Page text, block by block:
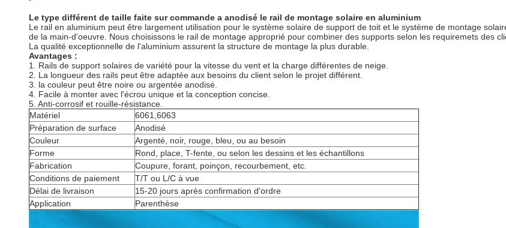
Le type différent de taille faite sur commande a anodisé le rail de montage solaire en aluminium
Le rail en aluminium peut être largement utilisation pour le système solaire de support de toit et le système de montage
de la main-d'oeuvre . Nous choisissons le rail de montage approprié pour combiner des supports selon les requiremets des
La qualité exceptionnelle de l'aluminium assurent la structure de montage la plus durable.
Avantages :
1. Rails de support solaires de variété pour la vitesse du vent et la charge différentes de neige.
2.
La longueur des rails peut être adaptée aux besoins du client selon le projet différent.
3.
la couleur peut être noire ou argentée anodisé.
4. Facile à monter avec l'écrou unique et la conception concise.
5. Anti-corrosif et rouille-résistance.
Matériel
6061,6063
Préparation de surface
Anodisé
Couleur
Argenté , noir, rouge , bleu , ou au besoin
Forme
Rond , place , T-fente , ou selon les dessins et les échantillons
Fabrication
Coupure, forant, poinçon, recourbement, etc.
Conditions de paiement
T/T ou L/C à vue
Délai de livraison
15-20 jours après confirmation d'ordre
Application
Parenthèse